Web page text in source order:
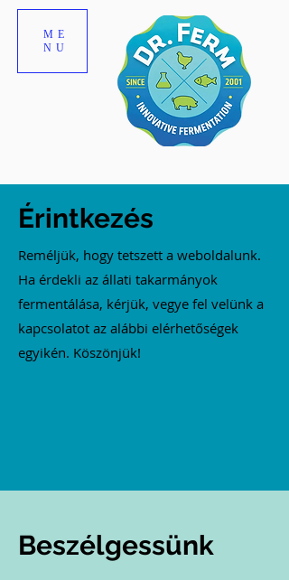
ME
NU
Érintkezés
Reméljük, hogy tetszett a weboldalunk.
Ha érdekli az állati takarmányok
fermentálása, kérjük, vegye fel velünk a
kapcsolatot az alábbi elérhetőségek
egyikén. Köszönjük!
Beszélgessünk